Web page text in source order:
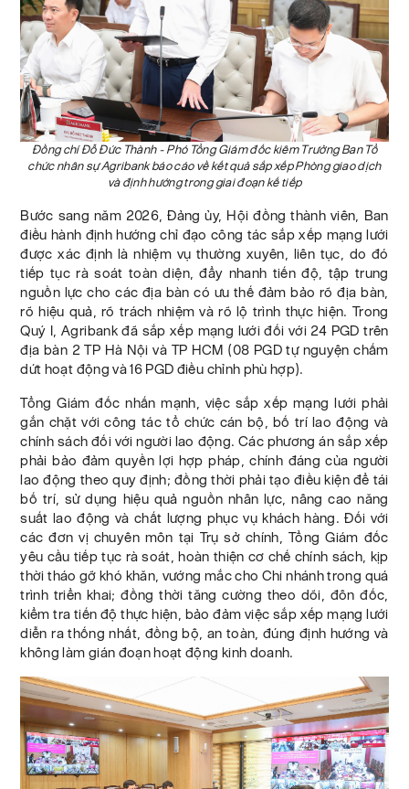
Đồng chí Đỗ Đức Thành - Phó Tổng Giám đốc kiêm Trưởng Ban Tổ
chức nhân sự Agribank báo cáo về kết quả sắp xếp Phòng giao dịch
và định hướng trong giai đoạn kế tiếp
Bước sang năm 2026, Đảng ủy, Hội đồng thành viên, Ban
điều hành định hướng chỉ đạo công tác sắp xếp mạng lưới
được xác định là nhiệm vụ thường xuyên, liên tục, do đó
tiếp tục rà soát toàn diện, đẩy nhanh tiến độ, tập trung
nguồn lực cho các địa bàn có ưu thế đảm bảo rõ địa bàn,
rõ hiệu quả, rõ trách nhiệm và rõ lộ trình thực hiện. Trong
Quý I, Agribank đã sắp xếp mạng lưới đối với 24 PGD trên
địa bàn 2 TP Hà Nội và TP HCM (08 PGD tự nguyện chấm
dứt hoạt động và 16 PGD điều chỉnh phù hợp).
Tổng Giám đốc nhấn mạnh, việc sắp xếp mạng lưới phải
gắn chặt với công tác tổ chức cán bộ, bố trí lao động và
chính sách đối với người lao động. Các phương án sắp xếp
phải bảo đảm quyền lợi hợp pháp, chính đáng của người
lao động theo quy định; đồng thời phải tạo điều kiện để tái
bố trí, sử dụng hiệu quả nguồn nhân lực, nâng cao năng
suất lao động và chất lượng phục vụ khách hàng. Đối với
các đơn vị chuyên môn tại Trụ sở chính, Tổng Giám đốc
yêu cầu tiếp tục rà soát, hoàn thiện cơ chế chính sách, kịp
thời tháo gỡ khó khăn, vướng mắc cho Chi nhánh trong quá
trình triển khai; đồng thời tăng cường theo dõi, đôn đốc,
kiểm tra tiến độ thực hiện, bảo đảm việc sắp xếp mạng lưới
diễn ra thống nhất, đồng bộ, an toàn, đúng định hướng và
không làm gián đoạn hoạt động kinh doanh.